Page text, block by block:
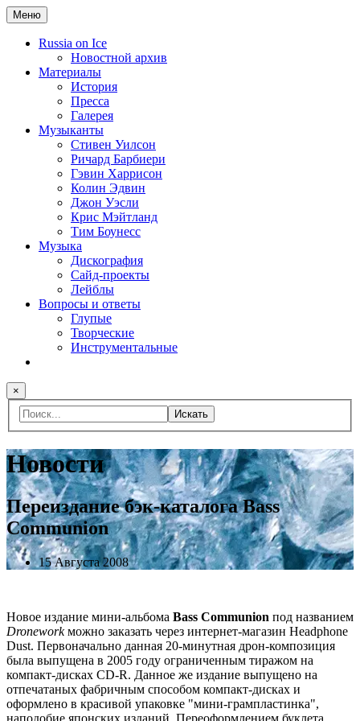
Меню
Russia on Ice
Новостной архив
Материалы
История
Пресса
Галерея
Музыканты
Стивен Уилсон
Ричард Барбиери
Гэвин Харрисон
Колин Эдвин
Джон Уэсли
Крис Мэйтланд
Тим Боунесс
Музыка
Дискография
Сайд-проекты
Лейблы
Вопросы и ответы
Глупые
Творческие
Инструментальные
×
Искать
Новости
Переиздание бэк-каталога Bass
Communion
15 Августа 2008
Новое издание мини-альбома Bass Communion под названием
Droneworkможно заказать через интернет-магазин Headphone
Dust. Первоначально данная 20-минутная дрон-композиция
была выпущена в 2005 году ограниченным тиражом на
компакт-дисках CD-R. Данное же издание выпущено на
отпечатаных фабричным способом компакт-дисках и
оформлено в красивой упаковке "мини-грампластинка",